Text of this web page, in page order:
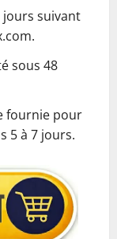
jours suivant
sous 48
fournie pour
5 à 7 jours.